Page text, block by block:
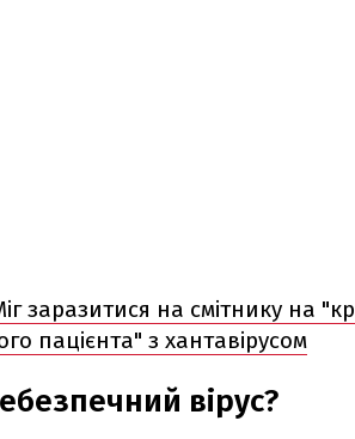
заразитися на смітнику на
пацієнта" з хантавірусом
вірус?